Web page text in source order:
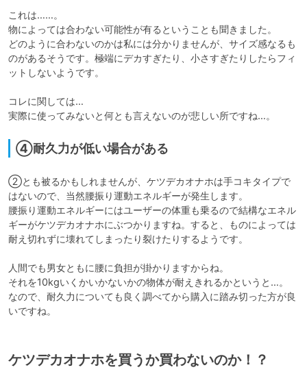
これは……。
物によっては合わない可能性が有るということも聞きました。
どのように合わないのかは私には分かりませんが、サイズ感なるも
のがあるそうです。極端にデカすぎたり、小さすぎたりしたらフィ
ットしないようです。
コレに関しては…
実際に使ってみないと何とも言えないのが悲しい所ですね…。
④耐久力が低い場合がある
②とも被るかもしれませんが、ケツデカオナホは手コキタイプで
はないので、当然腰振り運動エネルギーが発生します。
腰振り運動エネルギーにはユーザーの体重も乗るので結構なエネル
ギーがケツデカオナホにぶつかりますね。すると、ものによっては
耐え切れずに壊れてしまったり裂けたりするようです。
人間でも男女ともに腰に負担が掛かりますからね。
それを10kgいくかいかないかの物体が耐えきれるかというと…。
なので、耐久力についても良く調べてから購入に踏み切った方が良
いですね。
ケツデカオナホを買うか買わないのか！？